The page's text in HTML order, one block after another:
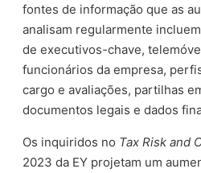
fontes de informação que as
analisam regularmente
de executivos-chave,
funcionários da empresa,
cargo e avaliações, partilhas
documentos legais e dados
Os inquiridos no Tax Risk and
2023 da EY projetam um